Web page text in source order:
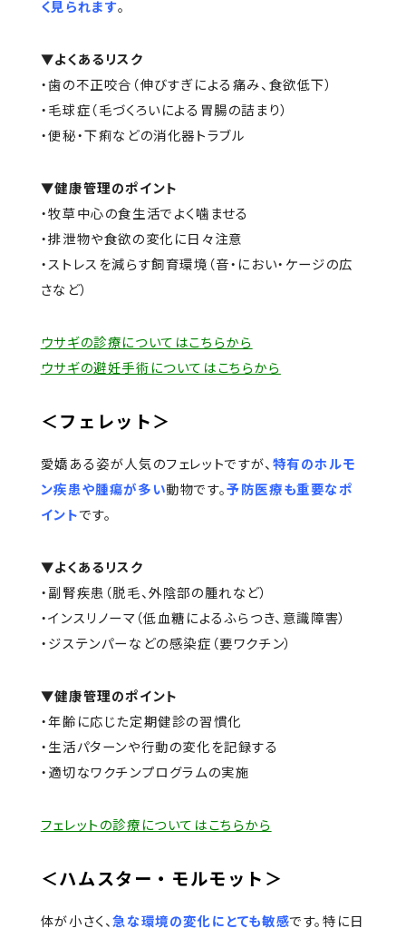
く見られます。
▼よくあるリスク
・歯の不正咬合（伸びすぎによる痛み、食欲低下）
・毛球症（毛づくろいによる胃腸の詰まり）
・便秘・下痢などの消化器トラブル
▼健康管理のポイント
・牧草中心の食生活でよく噛ませる
・排泄物や食欲の変化に日々注意
・ストレスを減らす飼育環境（音・におい・ケージの広
さなど）
ウサギの診療についてはこちらから
ウサギの避妊手術についてはこちらから
＜フェレット＞
愛嬌ある姿が人気のフェレットですが、 特有のホルモ
ン疾患や腫瘍が多い動物です。予防医療も重要なポ
イントです。
▼よくあるリスク
・副腎疾患（脱毛、外陰部の腫れなど）
・インスリノーマ（低血糖によるふらつき、意識障害）
・ジステンパーなどの感染症（要ワクチン）
▼健康管理のポイント
・年齢に応じた定期健診の習慣化
・生活パターンや行動の変化を記録する
・適切なワクチンプログラムの実施
フェレットの診療についてはこちらから
＜ハムスター・モルモット＞
体が小さく、急な環境の変化にとても敏感です。特に日